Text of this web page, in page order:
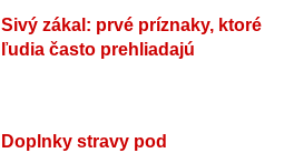
Sivý zákal: prvé príznaky, ktoré
ľudia často prehliadajú
Doplnky stravy pod